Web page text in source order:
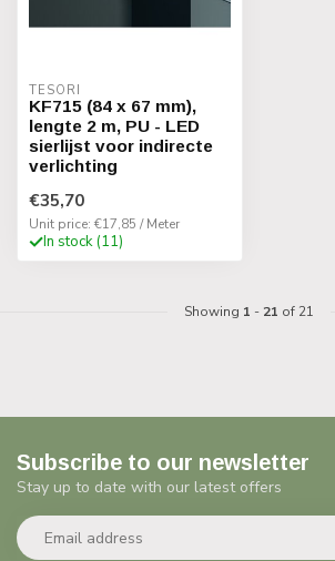
TESORI
KF715 (84 x 67 mm),
lengte 2 m, PU - LED
sierlijst voor indirecte
verlichting
€35,70
Unit price: €17,85 / Meter
In stock (11)
Showing 1 - 21 of 21
Subscribe to our newsletter
Stay up to date with our latest offers